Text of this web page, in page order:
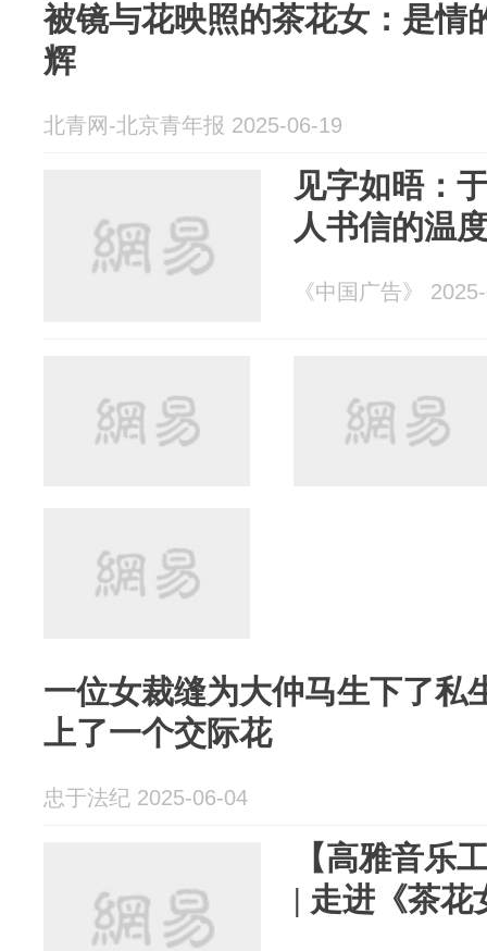
被镜与花映照的茶花女：是情
辉
北青网-北京青年报 2025-06-19
见字如晤：
人书信的温
《中国广告》
一位女裁缝为大仲马生下了私
上了一个交际花
忠于法纪 2025-06-04
【高雅音乐
| 走进《茶花